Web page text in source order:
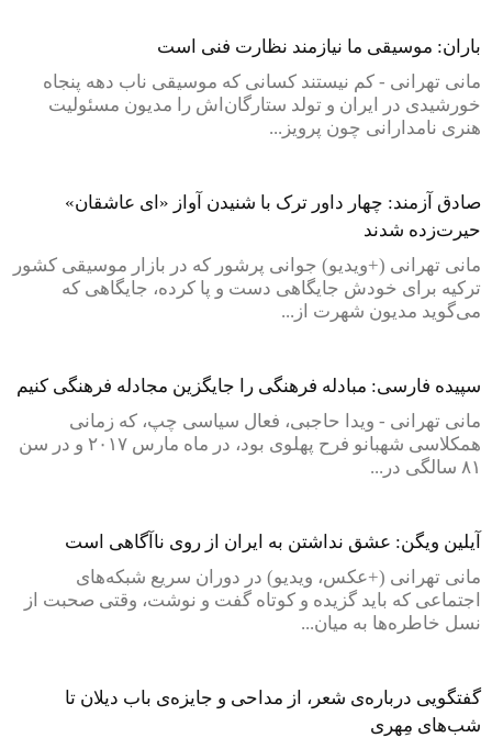
باران: موسیقی ما نیازمند نظارت فنی است
مانی تهرانی - کم نیستند کسانی که موسیقی ناب دهه پنجاه
خورشیدی در ایران و تولد ستارگان‌اش را مدیون مسئولیت
هنری نامدارانی چون پرویز...
صادق آزمند: چهار داور ترک با شنیدن آواز «ای عاشقان»
حیرت‌زده شدند
مانی تهرانی (+ویدیو) جوانی پرشور که در بازار موسیقی کشور
ترکیه برای خودش جایگاهی دست و پا کرده، جایگاهی که
می‌گوید مدیون شهرت از...
سپیده فارسی: مبادله فرهنگی را جایگزین مجادله فرهنگی کنیم
مانی تهرانی - ویدا حاجبی، فعال سیاسی چپ، که زمانی
همکلاسی شهبانو فرح پهلوی بود، در ماه مارس ۲۰۱۷ و در سن
۸۱ سالگی در...
آیلین ویگن: عشق نداشتن به ایران از روی ناآگاهی است
مانی تهرانی (+عکس، ویدیو) در دوران سریع شبکه‌های
اجتماعی که باید گزیده و کوتاه گفت و نوشت، وقتی صحبت از
نسل خاطره‌ها به میان...
گفتگویی درباره‌ی شعر، از مداحی و جایزه‌ی باب دیلان تا
شب‌های مِهری